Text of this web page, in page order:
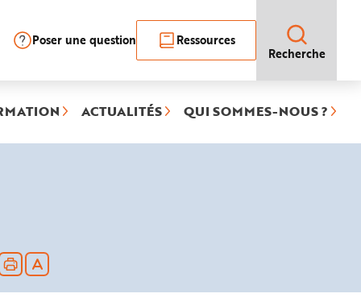
Poser une question
Ressources
Recherche
ACTUALITÉS QUI SOMMES-NOUS ?